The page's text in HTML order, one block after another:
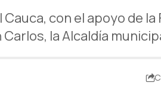
con el apoyo de
Carlos, la Alcaldía